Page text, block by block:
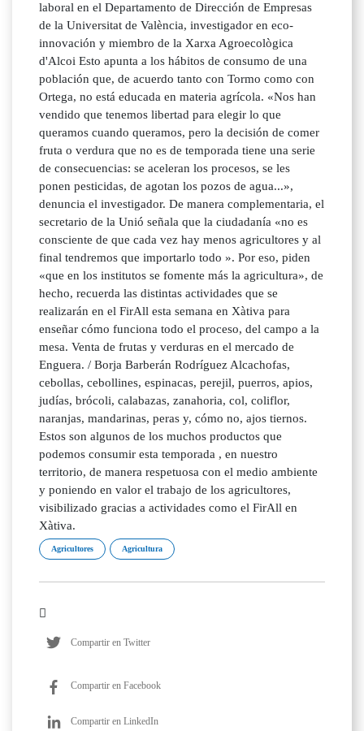
laboral en el Departamento de Dirección de Empresas
de la Universitat de València, investigador en eco-
innovación y miembro de la Xarxa Agroecològica
d'Alcoi Esto apunta a los hábitos de consumo de una
población que, de acuerdo tanto con Tormo como con
Ortega, no está educada en materia agrícola. «Nos han
vendido que tenemos libertad para elegir lo que
queramos cuando queramos, pero la decisión de comer
fruta o verdura que no es de temporada tiene una serie
de consecuencias: se aceleran los procesos, se les
ponen pesticidas, de agotan los pozos de agua...»,
denuncia el investigador. De manera complementaria, el
secretario de la Unió señala que la ciudadanía «no es
consciente de que cada vez hay menos agricultores y al
final tendremos que importarlo todo ». Por eso, piden
«que en los institutos se fomente más la agricultura», de
hecho, recuerda las distintas actividades que se
realizarán en el FirAll esta semana en Xàtiva para
enseñar cómo funciona todo el proceso, del campo a la
mesa. Venta de frutas y verduras en el mercado de
Enguera. / Borja Barberán Rodríguez Alcachofas,
cebollas, cebollines, espinacas, perejil, puerros, apios,
judías, brócoli, calabazas, zanahoria, col, coliflor,
naranjas, mandarinas, peras y, cómo no, ajos tiernos.
Estos son algunos de los muchos productos que
podemos consumir esta temporada , en nuestro
territorio, de manera respetuosa con el medio ambiente
y poniendo en valor el trabajo de los agricultores,
visibilizado gracias a actividades como el FirAll en
Xàtiva.
Agricultores Agricultura
Compartir en Twitter
Compartir en Facebook
Compartir en LinkedIn